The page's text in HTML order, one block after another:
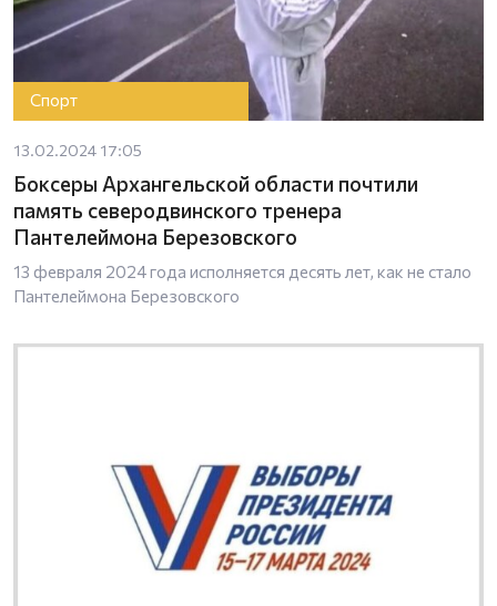
Спорт
13.02.2024 17:05
Боксеры Архангельской области почтили
память северодвинского тренера
Пантелеймона Березовского
13 февраля 2024 года исполняется десять лет, как не стало
Пантелеймона Березовского